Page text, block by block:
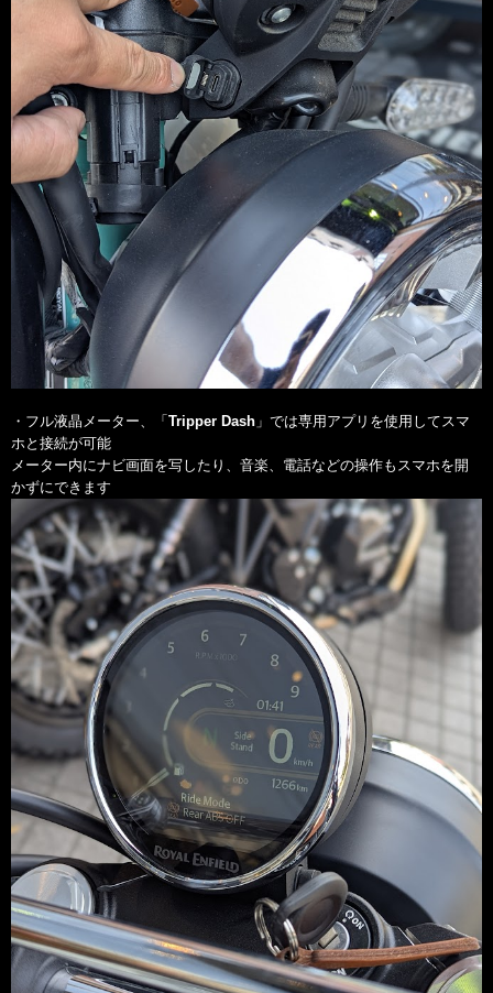
・フル液晶メーター、「 Tripper Dash 」では専用アプリを使用してスマ
ホと接続が可能
メーター内にナビ画面を写したり、音楽、電話などの操作もスマホを開
かずにできます